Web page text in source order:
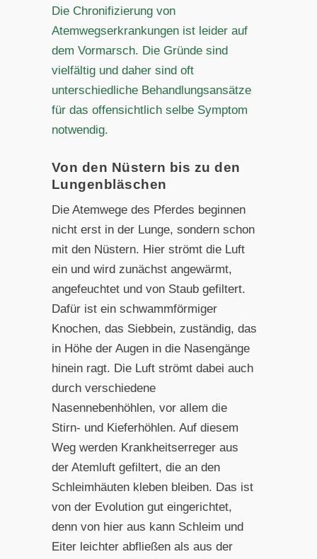
Die Chronifizierung von
Atemwegserkrankungen ist leider auf
dem Vormarsch. Die Gründe sind
vielfältig und daher sind oft
unterschiedliche Behandlungsansätze
für das offensichtlich selbe Symptom
notwendig.
Von den Nüstern bis zu den
Lungenbläschen
Die Atemwege des Pferdes beginnen
nicht erst in der Lunge, sondern schon
mit den Nüstern. Hier strömt die Luft
ein und wird zunächst angewärmt,
angefeuchtet und von Staub gefiltert.
Dafür ist ein schwammförmiger
Knochen, das Siebbein, zuständig, das
in Höhe der Augen in die Nasengänge
hinein ragt. Die Luft strömt dabei auch
durch verschiedene
Nasennebenhöhlen, vor allem die
Stirn- und Kieferhöhlen. Auf diesem
Weg werden Krankheitserreger aus
der Atemluft gefiltert, die an den
Schleimhäuten kleben bleiben. Das ist
von der Evolution gut eingerichtet,
denn von hier aus kann Schleim und
Eiter leichter abfließen als aus der